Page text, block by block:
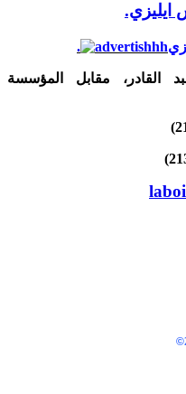
ايليزي.
.
القادر، مقابل المؤسسة
©